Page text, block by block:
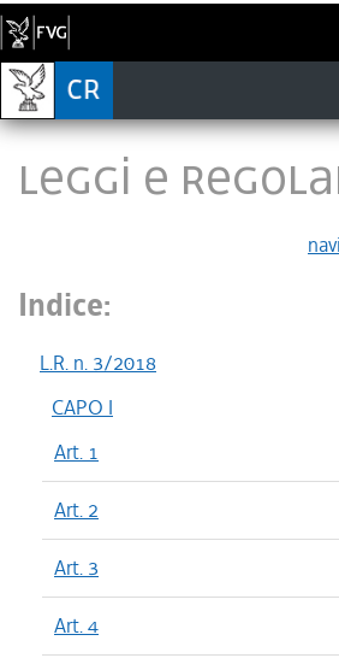
LEGGI E
Indice:
L.R. n. 3/2018
CAPO I
Art. 1
Art. 2
Art. 3
Art. 4